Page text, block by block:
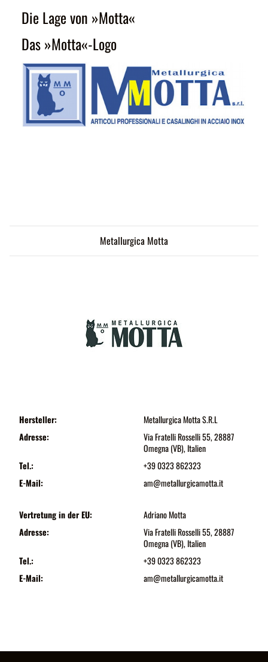
Die Lage von »Motta«
Das »Motta«-Logo
Metallurgica Motta
Hersteller:
Metallurgica Motta S.R.L
Adresse:
Via Fratelli Rosselli 55, 28887
Omegna (VB), Italien
Tel.:
+39 0323 862323
E-Mail:
am@metallurgicamotta.it
Vertretung in der EU:
Adriano Motta
Adresse:
Via Fratelli Rosselli 55, 28887
Omegna (VB), Italien
Tel.:
+39 0323 862323
E-Mail:
am@metallurgicamotta.it